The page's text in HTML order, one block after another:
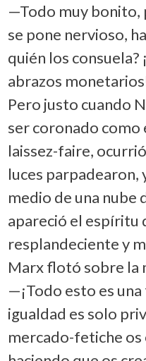
—Todo muy bonito,
se pone nervioso,
quién los consuela?
abrazos
Pero justo cuando
ser coronado como
laissez-faire,
luces parpadearon,
medio de una nube
apareció el espíritu
resplandeciente y
Marx flotó sobre la
—¡Todo esto es
igualdad es solo
mercado-fetiche os